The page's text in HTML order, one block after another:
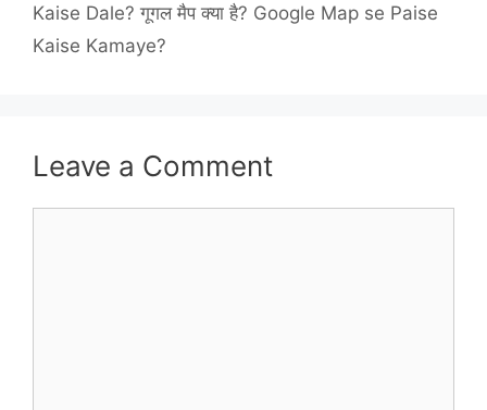
Kaise Dale? गूगल मैप क्या है? Google Map se Paise
Kaise Kamaye?
Leave a Comment